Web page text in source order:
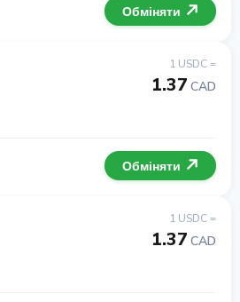
Обміняти
1 USDC =
1.37 CAD
Обміняти
1 USDC =
1.37 CAD